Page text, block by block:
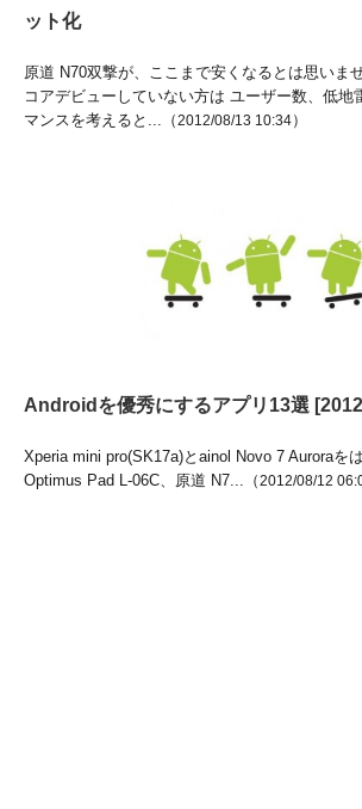
ット化
原道 N70双撃が、ここまで安くなるとは思いま
コアデビューしていない方は ユーザー数、低地
マンスを考えると...（2012/08/13 10:34）
Androidを優秀にするアプリ13選
Xperia mini pro(SK17a)とainol Novo 7 Auroraを
Optimus Pad L-06C、原道 N7...（2012/08/12